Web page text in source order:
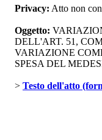
Privacy: Atto non
Oggetto:
DELL'ART. 51,
VARIAZIONE
SPESA DEL
> Testo dell'atto